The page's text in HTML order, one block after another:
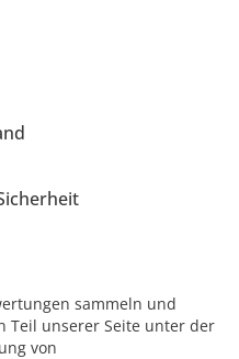
sammeln und
Teil unserer Seite unter der
von